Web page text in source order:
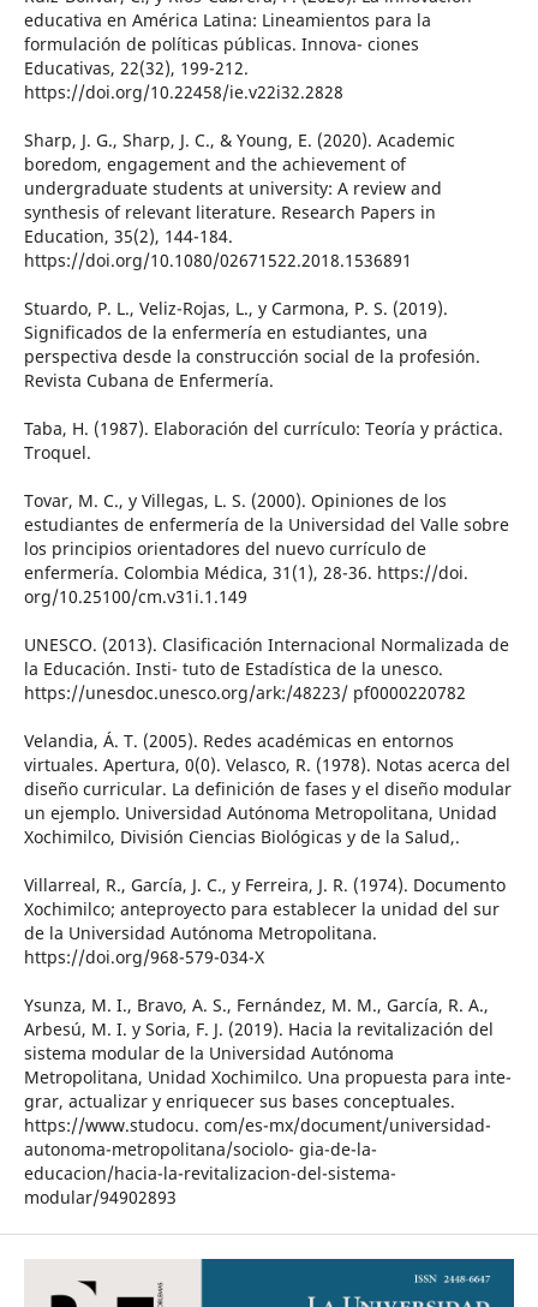
educativa en América Latina: Lineamientos para la
formulación de políticas públicas. Innova- ciones
Educativas, 22(32), 199-212.
https://doi.org/10.22458/ie.v22i32.2828
Sharp, J. G., Sharp, J. C., & Young, E. (2020). Academic
boredom, engagement and the achievement of
undergraduate students at university: A review and
synthesis of relevant literature. Research Papers in
Education, 35(2), 144-184.
https://doi.org/10.1080/02671522.2018.1536891
Stuardo, P. L., Veliz-Rojas, L., y Carmona, P. S. (2019).
Significados de la enfermería en estudiantes, una
perspectiva desde la construcción social de la profesión.
Revista Cubana de Enfermería.
Taba, H. (1987). Elaboración del currículo: Teoría y práctica.
Troquel.
Tovar, M. C., y Villegas, L. S. (2000). Opiniones de los
estudiantes de enfermería de la Universidad del Valle sobre
los principios orientadores del nuevo currículo de
enfermería. Colombia Médica, 31(1), 28-36. https://doi.
org/10.25100/cm.v31i.1.149
UNESCO. (2013). Clasificación Internacional Normalizada de
la Educación. Insti- tuto de Estadística de la unesco.
https://unesdoc.unesco.org/ark:/48223/ pf0000220782
Velandia, Á. T. (2005). Redes académicas en entornos
virtuales. Apertura, 0(0). Velasco, R. (1978). Notas acerca del
diseño curricular. La definición de fases y el diseño modular
un ejemplo. Universidad Autónoma Metropolitana, Unidad
Xochimilco, División Ciencias Biológicas y de la Salud,.
Villarreal, R., García, J. C., y Ferreira, J. R. (1974). Documento
Xochimilco; anteproyecto para establecer la unidad del sur
de la Universidad Autónoma Metropolitana.
https://doi.org/968-579-034-X
Ysunza, M. I., Bravo, A. S., Fernández, M. M., García, R. A.,
Arbesú, M. I. y Soria, F. J. (2019). Hacia la revitalización del
sistema modular de la Universidad Autónoma
Metropolitana, Unidad Xochimilco. Una propuesta para inte-
grar, actualizar y enriquecer sus bases conceptuales.
https://www.studocu. com/es-mx/document/universidad-
autonoma-metropolitana/sociolo- gia-de-la-
educacion/hacia-la-revitalizacion-del-sistema-
modular/94902893